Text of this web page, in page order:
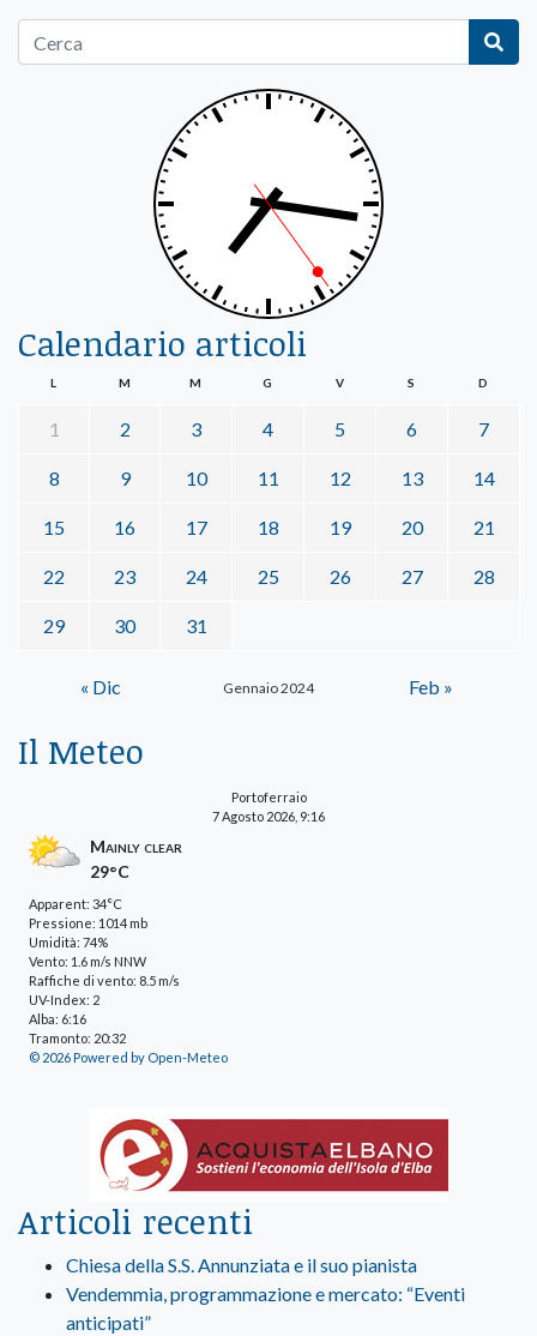
Calendario articoli
Gennaio 2024
L M M G V S D
1 2 3 4 5 6 7
8 9 10 11 12 13 14
15 16 17 18 19 20 21
22 23 24 25 26 27 28
29 30 31
« Dic Feb »
Il Meteo
Portoferraio
7 Agosto 2026, 9:16
Mainly clear
29°C
Apparent: 34°C
Pressione: 1014 mb
Umidità: 74%
Vento: 1.6 m/s NNW
Raffiche di vento: 8.5 m/s
UV-Index: 2
Alba: 6:16
Tramonto: 20:32
© 2026 Powered by Open-Meteo
Articoli recenti
Chiesa della S.S. Annunziata e il suo pianista
Vendemmia, programmazione e mercato: “Eventi
anticipati”